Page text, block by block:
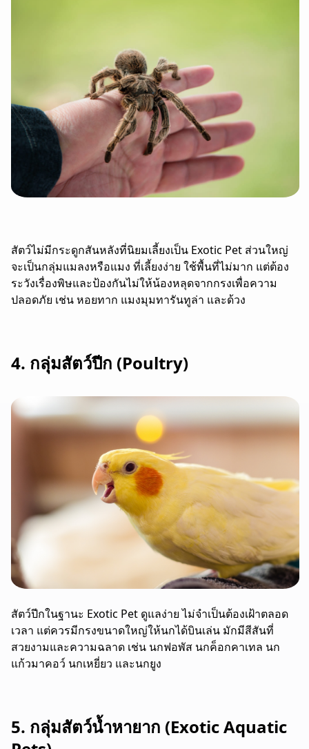
สัตว์ไม่มีกระดูกสันหลังที่นิยมเลี้ยงเป็น Exotic Pet ส่วนใหญ่
จะเป็นกลุ่มแมลงหรือแมง ที่เลี้ยงง่าย ใช้พื้นที่ไม่มาก แต่ต้อง
ระวังเรื่องพิษและป้องกันไม่ให้น้องหลุดจากกรงเพื่อความ
ปลอดภัย เช่น หอยทาก แมงมุมทารันทูล่า และด้วง
4. กลุ่มสัตว์ปีก (Poultry)
สัตว์ปีกในฐานะ Exotic Pet ดูแลง่าย ไม่จำเป็นต้องเฝ้าตลอด
เวลา แต่ควรมีกรงขนาดใหญ่ให้นกได้บินเล่น มักมีสีสันที่
สวยงามและความฉลาด เช่น นกฟอพัส นกค็อกคาเทล นก
แก้วมาคอว์ นกเหยี่ยว และนกยูง
5. กลุ่มสัตว์น้ำหายาก (Exotic Aquatic